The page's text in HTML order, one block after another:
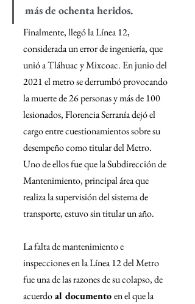
más de ochenta heridos.
Finalmente, llegó la Línea 12,
considerada un error de ingeniería, que
unió a Tláhuac y Mixcoac. En junio del
2021 el metro se derrumbó provocando
la muerte de 26 personas y más de 100
lesionados, Florencia Serranía dejó el
cargo entre cuestionamientos sobre su
desempeño como titular del Metro.
Uno de ellos fue que la Subdirección de
Mantenimiento, principal área que
realiza la supervisión del sistema de
transporte, estuvo sin titular un año.
La falta de mantenimiento e
inspecciones en la Línea 12 del Metro
fue una de las razones de su colapso, de
acuerdo al documento en el que la